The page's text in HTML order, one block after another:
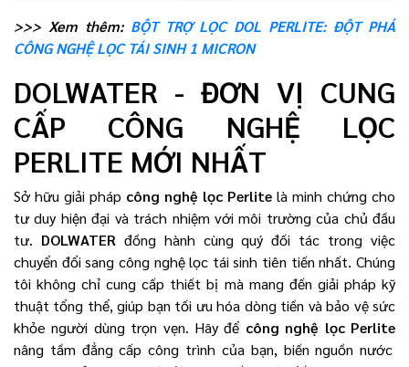
>>> Xem thêm: BỘT TRỢ LỌC DOL PERLITE: ĐỘT PHÁ
CÔNG NGHỆ LỌC TÁI SINH 1 MICRON
DOLWATER - ĐƠN VỊ CUNG
CẤP CÔNG NGHỆ LỌC
PERLITE MỚI NHẤT
Sở hữu giải pháp công nghệ lọc Perlite là minh chứng cho
tư duy hiện đại và trách nhiệm với môi trường của chủ đầu
tư. DOLWATER đồng hành cùng quý đối tác trong việc
chuyển đổi sang công nghệ lọc tái sinh tiên tiến nhất. Chúng
tôi không chỉ cung cấp thiết bị mà mang đến giải pháp kỹ
thuật tổng thể, giúp bạn tối ưu hóa dòng tiền và bảo vệ sức
khỏe người dùng trọn vẹn. Hãy để công nghệ lọc Perlite
nâng tầm đẳng cấp công trình của bạn, biến nguồn nước